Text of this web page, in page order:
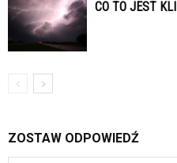
CO TO JEST
ZOSTAW ODPOWIEDŹ